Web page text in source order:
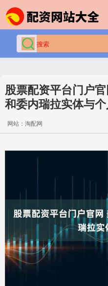
股票配资平台门户
和委内瑞拉实体与
网站：淘配网